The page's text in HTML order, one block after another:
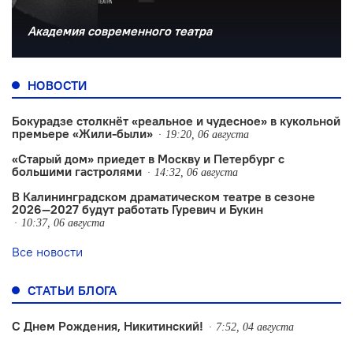
Академия современного театра
НОВОСТИ
Бокурадзе столкнëт «реальное и чудесное» в кукольной
премьере «Жили-были»
19:20, 06 августа
«Старый дом» приедет в Москву и Петербург с
большими гастролями
14:32, 06 августа
В Калининградском драматическом театре в сезоне
2026—2027 будут работать Гуревич и Букин
10:37, 06 августа
Все новости
СТАТЬИ БЛОГА
С Днем Рождения, Никитинский! 7:52, 04 августа